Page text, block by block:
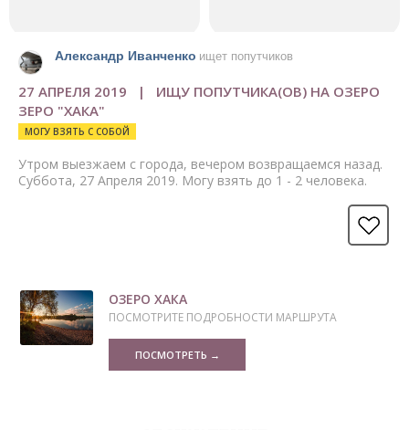
Александр Иванченко ищет попутчиков
27 АПРЕЛЯ 2019 | ИЩУ ПОПУТЧИКА(ОВ) НА ОЗЕРО
ЗЕРО "ХАКА"
МОГУ ВЗЯТЬ С СОБОЙ
Утром выезжаем с города, вечером возвращаемся назад.
Суббота, 27 Апреля 2019. Могу взять до 1 - 2 человека.
ОЗЕРО ХАКА
ПОСМОТРИТЕ ПОДРОБНОСТИ МАРШРУТА
ПОСМОТРЕТЬ →